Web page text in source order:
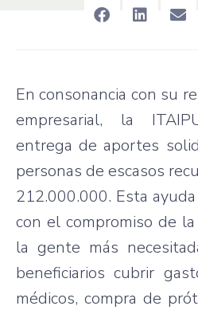
En consonancia con su
empresarial, la
entrega de aportes
personas de escasos
212.000.000. Esta
con el compromiso de
la gente más
beneficiarios cubrir
médicos, compra de